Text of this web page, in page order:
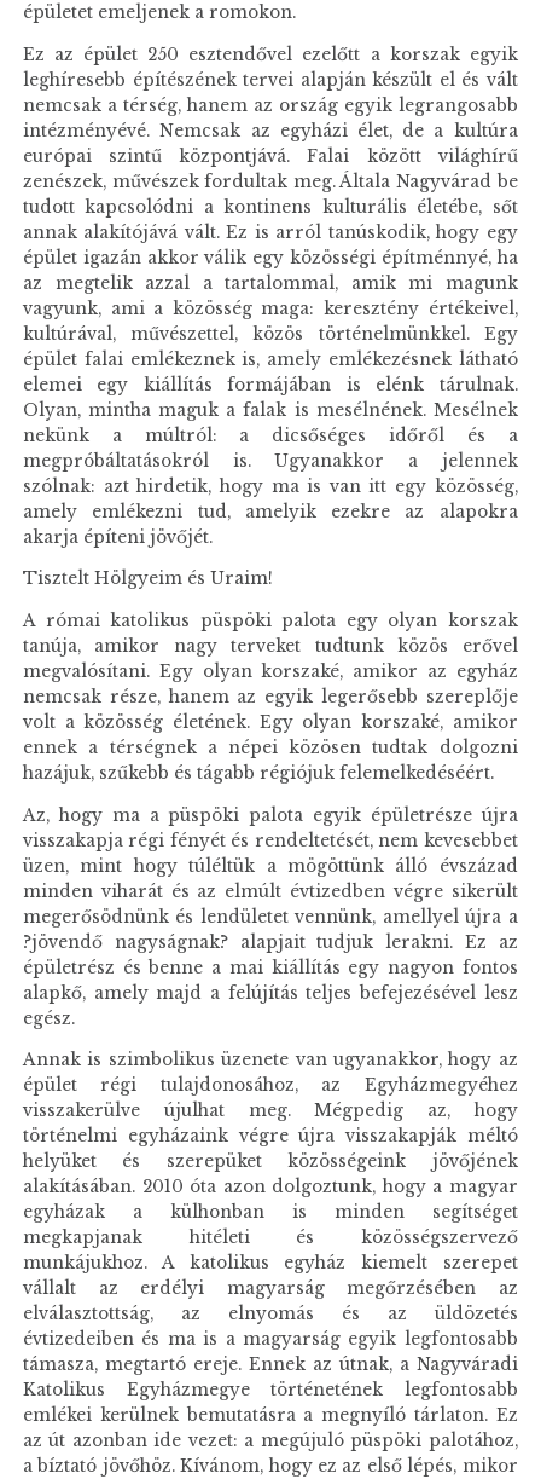
épületet emeljenek a romokon.
Ez az épület 250 esztendővel ezelőtt a korszak egyik
leghíresebb építészének tervei alapján készült el és vált
nemcsak a térség, hanem az ország egyik legrangosabb
intézményévé. Nemcsak az egyházi élet, de a kultúra
európai szintű központjává. Falai között világhírű
zenészek, művészek fordultak meg. Általa Nagyvárad be
tudott kapcsolódni a kontinens kulturális életébe, sőt
annak alakítójává vált. Ez is arról tanúskodik, hogy egy
épület igazán akkor válik egy közösségi építménnyé, ha
az megtelik azzal a tartalommal, amik mi magunk
vagyunk, ami a közösség maga: keresztény értékeivel,
kultúrával, művészettel, közös történelmünkkel. Egy
épület falai emlékeznek is, amely emlékezésnek látható
elemei egy kiállítás formájában is elénk tárulnak.
Olyan, mintha maguk a falak is mesélnének. Mesélnek
nekünk a múltról: a dicsőséges időről és a
megpróbáltatásokról is. Ugyanakkor a jelennek
szólnak: azt hirdetik, hogy ma is van itt egy közösség,
amely emlékezni tud, amelyik ezekre az alapokra
akarja építeni jövőjét.
Tisztelt Hölgyeim és Uraim!
A római katolikus püspöki palota egy olyan korszak
tanúja, amikor nagy terveket tudtunk közös erővel
megvalósítani. Egy olyan korszaké, amikor az egyház
nemcsak része, hanem az egyik legerősebb szereplője
volt a közösség életének. Egy olyan korszaké, amikor
ennek a térségnek a népei közösen tudtak dolgozni
hazájuk, szűkebb és tágabb régiójuk felemelkedéséért.
Az, hogy ma a püspöki palota egyik épületrésze újra
visszakapja régi fényét és rendeltetését, nem kevesebbet
üzen, mint hogy túléltük a mögöttünk álló évszázad
minden viharát és az elmúlt évtizedben végre sikerült
megerősödnünk és lendületet vennünk, amellyel újra a
?jövendő nagyságnak? alapjait tudjuk lerakni. Ez az
épületrész és benne a mai kiállítás egy nagyon fontos
alapkő, amely majd a felújítás teljes befejezésével lesz
egész.
Annak is szimbolikus üzenete van ugyanakkor, hogy az
épület régi tulajdonosához, az Egyházmegyéhez
visszakerülve újulhat meg. Mégpedig az, hogy
történelmi egyházaink végre újra visszakapják méltó
helyüket és szerepüket közösségeink jövőjének
alakításában. 2010 óta azon dolgoztunk, hogy a magyar
egyházak a külhonban is minden segítséget
megkapjanak hitéleti és közösségszervező
munkájukhoz. A katolikus egyház kiemelt szerepet
vállalt az erdélyi magyarság megőrzésében az
elválasztottság, az elnyomás és az üldözetés
évtizedeiben és ma is a magyarság egyik legfontosabb
támasza, megtartó ereje. Ennek az útnak, a Nagyváradi
Katolikus Egyházmegye történetének legfontosabb
emlékei kerülnek bemutatásra a megnyíló tárlaton. Ez
az út azonban ide vezet: a megújuló püspöki palotához,
a bíztató jövőhöz. Kívánom, hogy ez az első lépés, mikor